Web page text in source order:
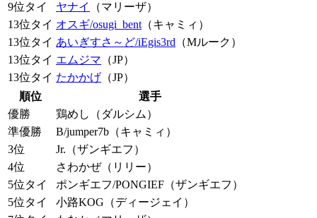
9位タイ
ヤナイ
（マリーザ）
13位タイ オスギ/osugi_bent（キャミィ）
13位タイ あいぎすさ～ど/iEgis3rd （Mルーク）
13位タイ エムジマ （JP）
13位タイ たかかげ （JP）
順位
選手
優勝
鶏めし（ダルシム）
準優勝
B/jumper7b（キャミィ）
3位
Jr.（ザンギエフ）
4位
さわかぜ（リリー）
5位タイ
ポンギエフ/PONGIEF（ザンギエフ）
5位タイ
小路KOG（ディージェイ）